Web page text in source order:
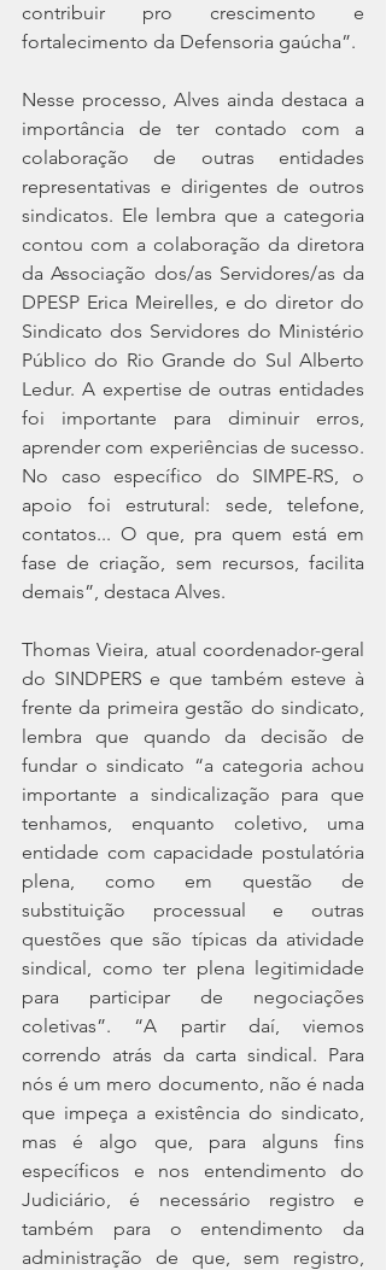
contribuir pro crescimento e
fortalecimento da Defensoria gaúcha”.
Nesse processo, Alves ainda destaca a
importância de ter contado com a
colaboração de outras entidades
representativas e dirigentes de outros
sindicatos. Ele lembra que a categoria
contou com a colaboração da diretora
da Associação dos/as Servidores/as da
DPESP Erica Meirelles, e do diretor do
Sindicato dos Servidores do Ministério
Público do Rio Grande do Sul Alberto
Ledur. A expertise de outras entidades
foi importante para diminuir erros,
aprender com experiências de sucesso.
No caso específico do SIMPE-RS, o
apoio foi estrutural: sede, telefone,
contatos... O que, pra quem está em
fase de criação, sem recursos, facilita
demais”, destaca Alves.
Thomas Vieira, atual coordenador-geral
do SINDPERS e que também esteve à
frente da primeira gestão do sindicato,
lembra que quando da decisão de
fundar o sindicato “a categoria achou
importante a sindicalização para que
tenhamos, enquanto coletivo, uma
entidade com capacidade postulatória
plena, como em questão de
substituição processual e outras
questões que são típicas da atividade
sindical, como ter plena legitimidade
para participar de negociações
coletivas”. “A partir daí, viemos
correndo atrás da carta sindical. Para
nós é um mero documento, não é nada
que impeça a existência do sindicato,
mas é algo que, para alguns fins
específicos e nos entendimento do
Judiciário, é necessário registro e
também para o entendimento da
administração de que, sem registro,